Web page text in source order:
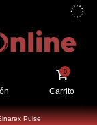
0
Carrito
Pulse